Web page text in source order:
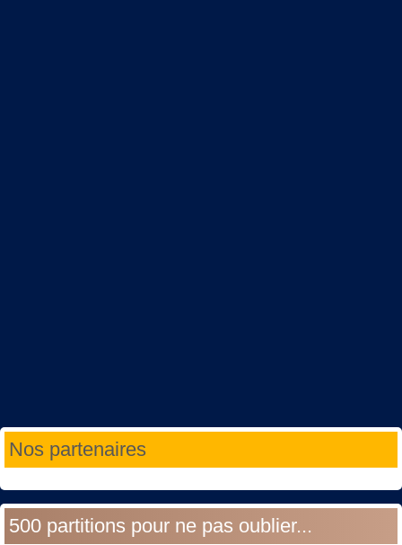
Nos partenaires
500 partitions pour ne pas oublier...
Année
précédente
Mois
précédent
Année
suivante
Mois
suivant